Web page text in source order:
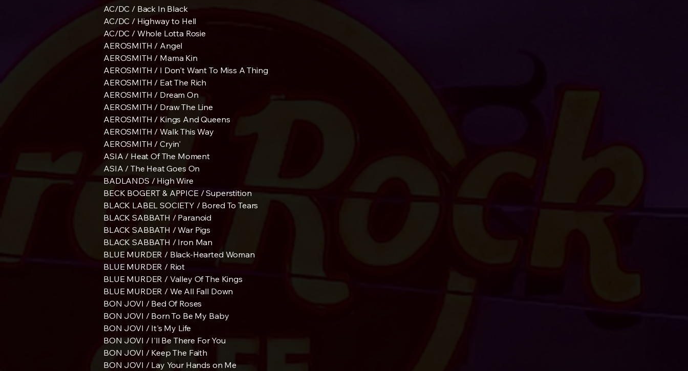
AC/DC / Back In Black
AC/DC / Highway to Hell
AC/DC / Whole Lotta Rosie
AEROSMITH / Angel
AEROSMITH / Mama Kin
AEROSMITH / I Don't Want To Miss A Thing
AEROSMITH / Eat The Rich
AEROSMITH / Dream On
AEROSMITH / Draw The Line
AEROSMITH / Kings And Queens
AEROSMITH / Walk This Way
AEROSMITH / Cryin'
ASIA / Heat Of The Moment
ASIA / The Heat Goes On
BADLANDS / High Wire
BECK BOGERT & APPICE / Superstition
BLACK LABEL SOCIETY / Bored To Tears
BLACK SABBATH / Paranoid
BLACK SABBATH / War Pigs
BLACK SABBATH / Iron Man
BLUE MURDER / Black-Hearted Woman
BLUE MURDER / Riot
BLUE MURDER / Valley Of The Kings
BLUE MURDER / We All Fall Down
BON JOVI / Bed Of Roses
BON JOVI / Born To Be My Baby
BON JOVI / It's My Life
BON JOVI / I'll Be There For You
BON JOVI / Keep The Faith
BON JOVI / Lay Your Hands on Me